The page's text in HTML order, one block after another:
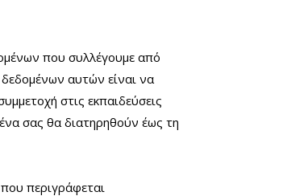
που συλλέγουμε από
αυτών είναι να
στις εκπαιδεύσεις
σας θα διατηρηθούν έως τη
περιγράφεται